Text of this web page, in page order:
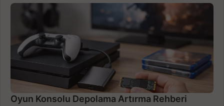
Oyun Konsolu Depolama Artırma Rehberi